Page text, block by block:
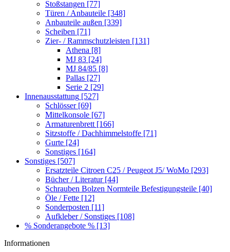
Stoßstangen [77]
Türen / Anbauteile [348]
Anbauteile außen [339]
Scheiben [71]
Zier- / Rammschutzleisten [131]
Athena [8]
MJ 83 [24]
MJ 84/85 [8]
Pallas [27]
Serie 2 [29]
Innenausstattung [527]
Schlösser [69]
Mittelkonsole [67]
Armaturenbrett [166]
Sitzstoffe / Dachhimmelstoffe [71]
Gurte [24]
Sonstiges [164]
Sonstiges [507]
Ersatzteile Citroen C25 / Peugeot J5/ WoMo [293]
Bücher / Literatur [44]
Schrauben Bolzen Normteile Befestigungsteile [40]
Öle / Fette [12]
Sonderposten [11]
Aufkleber / Sonstiges [108]
% Sonderangebote % [13]
Informationen